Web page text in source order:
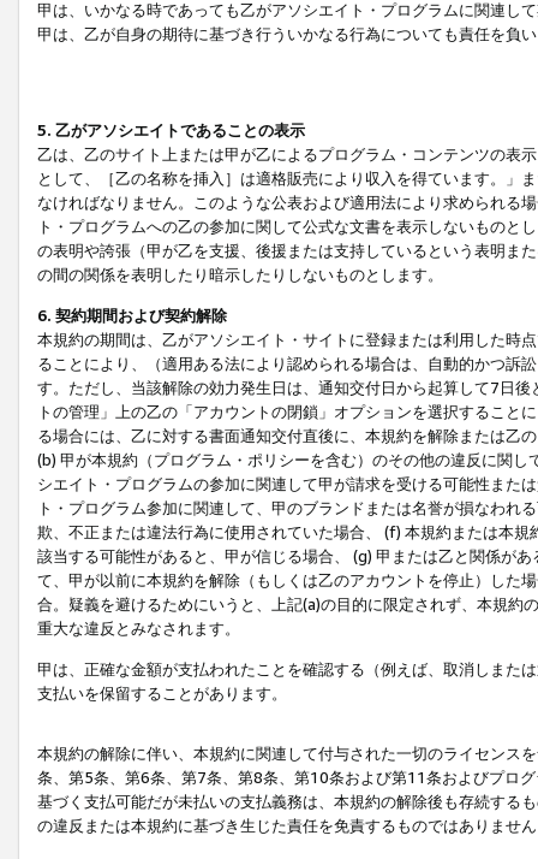
甲は、いかなる時であっても乙がアソシエイト・プログラムに関連し
甲は、乙が自身の期待に基づき行ういかなる行為についても責任を負
5. 乙がアソシエイトであることの表示
乙は、乙のサイト上または甲が乙によるプログラム・コンテンツの表
として、［乙の名称を挿入］は適格販売により収入を得ています。」
なければなりません。このような公表および適用法により求められる
ト・プログラムへの乙の参加に関して公式な文書を表示しないもの
の表明や誇張（甲が乙を支援、後援または支持しているという表明ま
の間の関係を表明したり暗示したりしないものとします。
6. 契約期間および契約解除
本規約の期間は、乙がアソシエイト・サイトに登録または利用した時
ることにより、（適用ある法により認められる場合は、自動的かつ訴
す。ただし、当該解除の効力発生日は、通知交付日から起算して7日
トの管理」上の乙の「アカウントの閉鎖」オプションを選択するこ
る場合には、乙に対する書面通知交付直後に、本規約を解除または乙
(b) 甲が本規約（プログラム・ポリシーを含む）のその他の違反に関
シエイト・プログラムの参加に関連して甲が請求を受ける可能性また
ト・プログラム参加に関連して、甲のブランドまたは名誉が損なわれ
欺、不正または違法行為に使用されていた場合、 (f) 本規約または本
該当する可能性があると、甲が信じる場合、 (g) 甲または乙と関係が
て、甲が以前に本規約を解除（もしくは乙のアカウントを停止）した
合。疑義を避けるためにいうと、上記(a)の目的に限定されず、本規
重大な違反とみなされます。
甲は、正確な金額が支払われたことを確認する（例えば、取消しまた
支払いを保留することがあります。
本規約の解除に伴い、本規約に関連して付与された一切のライセンス
条、第5条、第6条、第7条、第8条、第10条および第11条およびプロ
基づく支払可能だが未払いの支払義務は、本規約の解除後も存続する
の違反または本規約に基づき生じた責任を免責するものではありませ